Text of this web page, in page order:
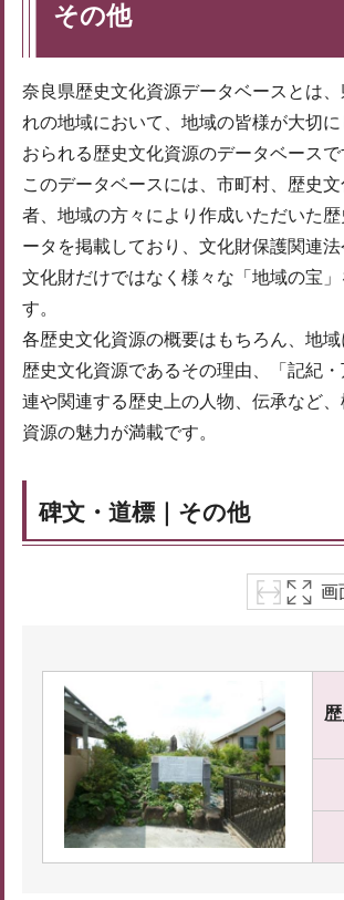
その他
奈良県歴史文化資源データベースとは
れの地域において、地域の皆様が大切
おられる歴史文化資源のデータベースで
このデータベースには、市町村、歴史
者、地域の方々により作成いただいた
ータを掲載しており、文化財保護関連
文化財だけではなく様々な「地域の宝」
す。
各歴史文化資源の概要はもちろん、地
歴史文化資源であるその理由、「記紀
連や関連する歴史上の人物、伝承など
資源の魅力が満載です。
碑文・道標｜その他
画